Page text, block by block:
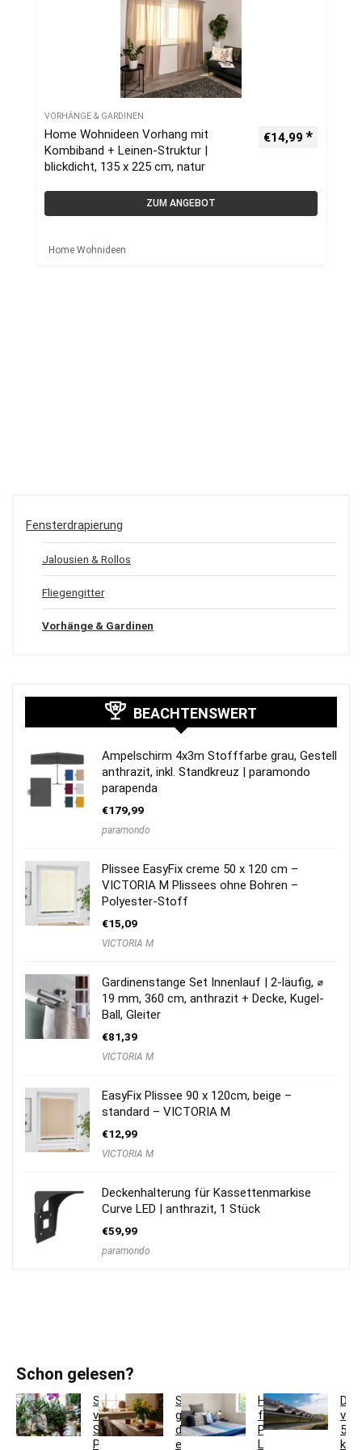
VORHÄNGE & GARDINEN
Home Wohnideen Vorhang mit
Kombiband + Leinen-Struktur |
blickdicht, 135 x 225 cm, natur
€14,99
ZUM ANGEBOT
Home Wohnideen
Fensterdrapierung
Jalousien & Rollos
Fliegengitter
Vorhänge & Gardinen
BEACHTENSWERT
Ampelschirm 4x3m Stofffarbe grau, Gestell
anthrazit, inkl. Standkreuz | paramondo
parapenda
€179,99
paramondo
Plissee EasyFix creme 50 x 120 cm –
VICTORIA M Plissees ohne Bohren –
Polyester-Stoff
€15,09
VICTORIA M
Gardinenstange Set Innenlauf | 2-läufig, ⌀
19 mm, 360 cm, anthrazit + Decke, Kugel-
Ball, Gleiter
€81,39
VICTORIA M
EasyFix Plissee 90 x 120cm, beige –
standard – VICTORIA M
€12,99
VICTORIA M
Deckenhalterung für Kassettenmarkise
Curve LED | anthrazit, 1 Stück
€59,99
paramondo
Schon gelesen?
So
verwandeln
Sie
Pflanzgefäße
So
gestaltest
du
ein
Hotelbettwäsche
für
Privatkunden:
Luxus
5